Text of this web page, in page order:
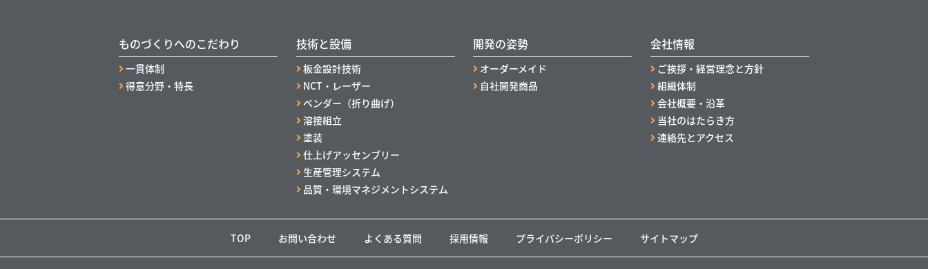
ものづくりへのこだわり
一貫体制
得意分野・特長
技術と設備
板金設計技術
NCT・レーザー
ベンダー（折り曲げ）
溶接組立
塗装
仕上げアッセンブリー
生産管理システム
品質・環境マネジメントシステム
開発の姿勢
オーダーメイド
自社開発商品
会社情報
ご挨拶・経営理念と方針
組織体制
会社概要・沿革
当社のはたらき方
連絡先とアクセス
TOP お問い合わせ よくある質問 採用情報 プライバシーポリシー サイトマップ